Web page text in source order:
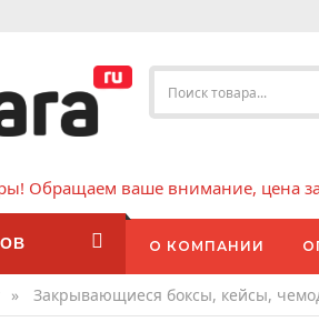
Обращаем ваше внимание, цена за
О КОМПАНИИ
» Закрывающиеся боксы, кейсы,